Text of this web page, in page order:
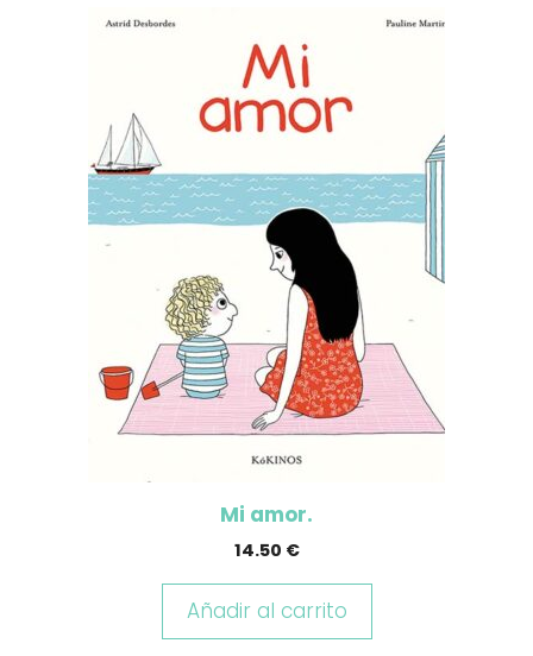
Mi amor.
14.50 €
Añadir al carrito